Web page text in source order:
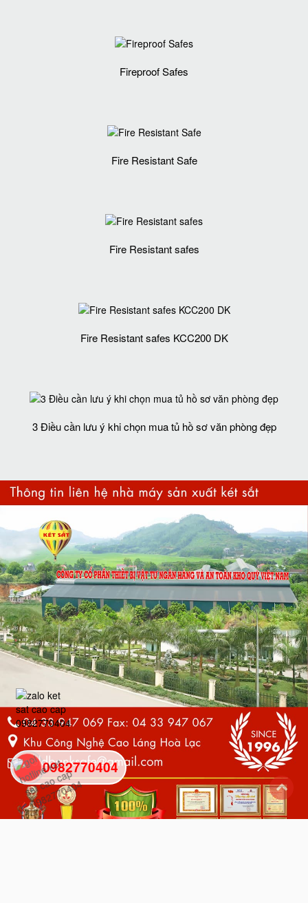
Fireproof Safes
Fire Resistant Safe
Fire Resistant safes
Fire Resistant safes KCC200 DK
3 Điều cần lưu ý khi chọn mua tủ hồ sơ văn phòng đẹp
0982770404
back